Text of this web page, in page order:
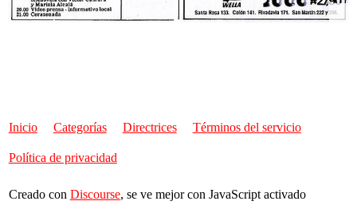
Inicio Categorías Directrices Términos del servicio
Política de privacidad
Creado con Discourse, se ve mejor con JavaScript activado